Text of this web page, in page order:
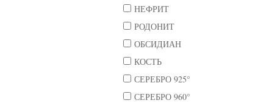
НЕФРИТ
РОДОНИТ
ОБСИДИАН
КОСТЬ
СЕРЕБРО 925°
СЕРЕБРО 960°